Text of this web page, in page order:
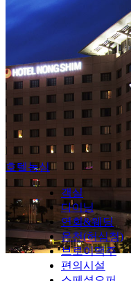
호텔농심
객실
다이닝
연회&웨딩
온천(허심청)
브로이맥주
편의시설